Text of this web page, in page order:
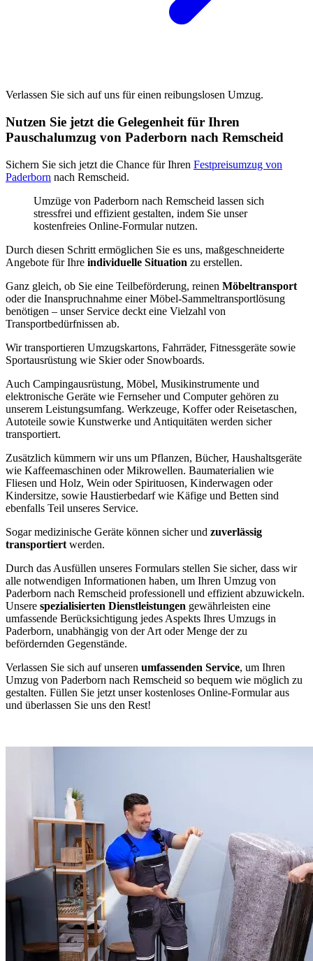
Verlassen Sie sich auf uns für einen reibungslosen Umzug.
Nutzen Sie jetzt die Gelegenheit für Ihren
Pauschalumzug von Paderborn nach Remscheid
Sichern Sie sich jetzt die Chance für Ihren Festpreisumzug von
Paderborn nach Remscheid.
Umzüge von Paderborn nach Remscheid lassen sich
stressfrei und effizient gestalten, indem Sie unser
kostenfreies Online-Formular nutzen.
Durch diesen Schritt ermöglichen Sie es uns, maßgeschneiderte
Angebote für Ihre individuelle Situation zu erstellen.
Ganz gleich, ob Sie eine Teilbeförderung, reinen Möbeltransport
oder die Inanspruchnahme einer Möbel-Sammeltransportlösung
benötigen – unser Service deckt eine Vielzahl von
Transportbedürfnissen ab.
Wir transportieren Umzugskartons, Fahrräder, Fitnessgeräte sowie
Sportausrüstung wie Skier oder Snowboards.
Auch Campingausrüstung, Möbel, Musikinstrumente und
elektronische Geräte wie Fernseher und Computer gehören zu
unserem Leistungsumfang. Werkzeuge, Koffer oder Reisetaschen,
Autoteile sowie Kunstwerke und Antiquitäten werden sicher
transportiert.
Zusätzlich kümmern wir uns um Pflanzen, Bücher, Haushaltsgeräte
wie Kaffeemaschinen oder Mikrowellen. Baumaterialien wie
Fliesen und Holz, Wein oder Spirituosen, Kinderwagen oder
Kindersitze, sowie Haustierbedarf wie Käfige und Betten sind
ebenfalls Teil unseres Service.
Sogar medizinische Geräte können sicher und zuverlässig
transportiert werden.
Durch das Ausfüllen unseres Formulars stellen Sie sicher, dass wir
alle notwendigen Informationen haben, um Ihren Umzug von
Paderborn nach Remscheid professionell und effizient abzuwickeln.
Unsere spezialisierten Dienstleistungen gewährleisten eine
umfassende Berücksichtigung jedes Aspekts Ihres Umzugs in
Paderborn, unabhängig von der Art oder Menge der zu
befördernden Gegenstände.
Verlassen Sie sich auf unseren umfassenden Service, um Ihren
Umzug von Paderborn nach Remscheid so bequem wie möglich zu
gestalten. Füllen Sie jetzt unser kostenloses Online-Formular aus
und überlassen Sie uns den Rest!